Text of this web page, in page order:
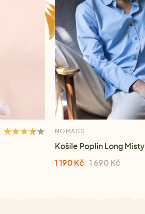
NOMADS
Košile Poplin Long Misty
1 190 Kč 1 690 Kč